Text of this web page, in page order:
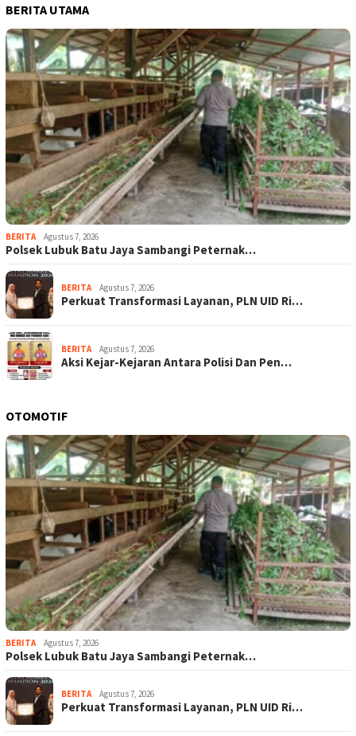
BERITA UTAMA
BERITA Agustus 7, 2026
Polsek Lubuk Batu Jaya Sambangi Peternak…
BERITA Agustus 7, 2026
Perkuat Transformasi Layanan, PLN UID Ri…
BERITA Agustus 7, 2026
Aksi Kejar-Kejaran Antara Polisi Dan Pen…
OTOMOTIF
BERITA Agustus 7, 2026
Polsek Lubuk Batu Jaya Sambangi Peternak…
BERITA Agustus 7, 2026
Perkuat Transformasi Layanan, PLN UID Ri…